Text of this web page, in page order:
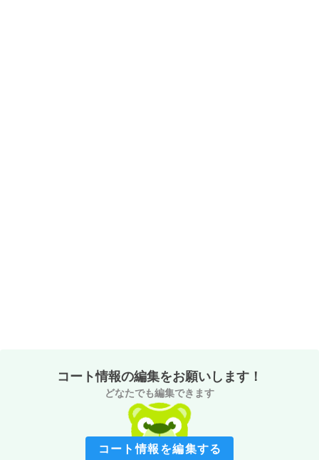
コート情報の編集をお願いします！
どなたでも編集できます
コート情報を編集する